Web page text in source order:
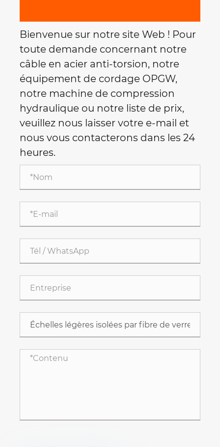
Bienvenue sur notre site Web ! Pour
toute demande concernant notre
câble en acier anti-torsion, notre
équipement de cordage OPGW,
notre machine de compression
hydraulique ou notre liste de prix,
veuillez nous laisser votre e-mail et
nous vous contacterons dans les 24
heures.